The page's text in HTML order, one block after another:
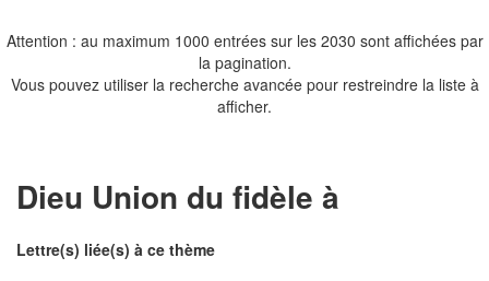
Attention : au maximum 1000 entrées sur les 2030 sont affichées par
la pagination.
Vous pouvez utiliser la recherche avancée pour restreindre la liste à
afficher.
Dieu Union du fidèle à
Lettre(s) liée(s) à ce thème